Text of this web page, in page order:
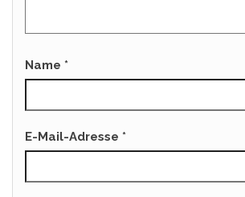
Name *
E-Mail-Adresse *